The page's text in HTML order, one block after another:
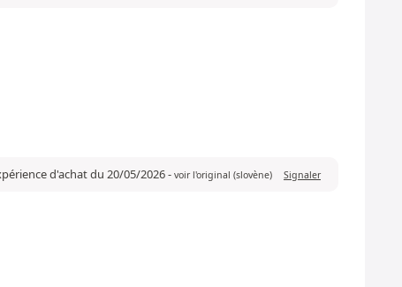
d'achat du 20/05/2026- voir l'original (slovène) Signaler